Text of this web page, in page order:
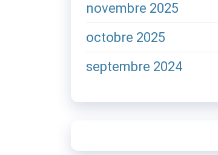
novembre 2025
octobre 2025
septembre 2024